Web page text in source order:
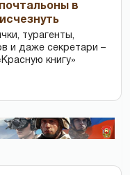
в
тур­агенты,
и даже секретари –
книгу»